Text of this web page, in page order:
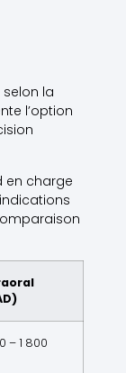
selon la
l’option
en charge
– 1 800